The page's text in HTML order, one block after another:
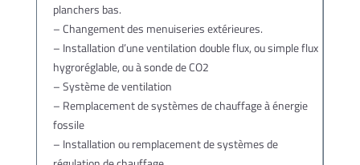
planchers bas.
– Changement des menuiseries extérieures.
– Installation d’une ventilation double flux, ou simple flux
hygroréglable, ou à sonde de CO2
– Système de ventilation
– Remplacement de systèmes de chauffage à énergie
fossile
– Installation ou remplacement de systèmes de